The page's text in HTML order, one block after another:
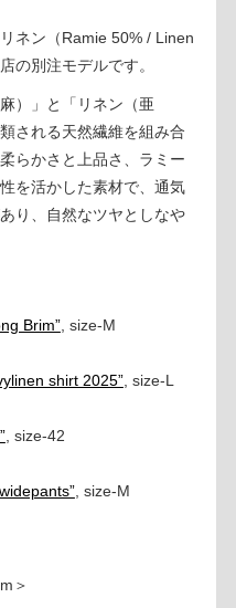
ネン（Ramie 50% / Linen
の別注モデルです。
）」と「リネン（亜
される天然繊維を組み合
らかさと上品さ、ラミー
を活かした素材で、通気
り、自然なツヤとしなや
Brim”, size-M
shirt 2025”, size-L
, size-42
, size-M
＞